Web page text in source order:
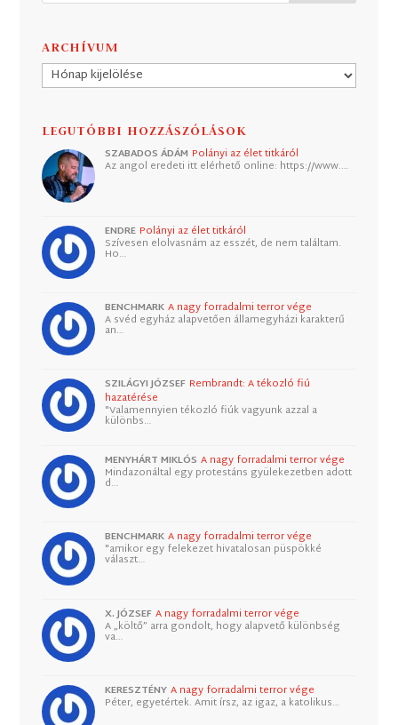
ARCHÍVUM
Archívum
LEGUTÓBBI HOZZÁSZÓLÁSOK
SZABADOS ÁDÁM Polányi az élet titkáról
Az angol eredeti itt elérhető online: https://www.…
ENDRE Polányi az élet titkáról
Szívesen elolvasnám az esszét, de nem találtam.
Ho…
BENCHMARK A nagy forradalmi terror vége
A svéd egyház alapvetően államegyházi karakterű
an…
SZILÁGYI JÓZSEF Rembrandt: A tékozló fiú
hazatérése
"Valamennyien tékozló fiúk vagyunk azzal a
különbs…
MENYHÁRT MIKLÓS A nagy forradalmi terror vége
Mindazonáltal egy protestáns gyülekezetben adott
d…
BENCHMARK A nagy forradalmi terror vége
"amikor egy felekezet hivatalosan püspökké
választ…
X. JÓZSEF A nagy forradalmi terror vége
A „költő” arra gondolt, hogy alapvető különbség
va…
KERESZTÉNY A nagy forradalmi terror vége
Péter, egyetértek. Amit írsz, az igaz, a katolikus…